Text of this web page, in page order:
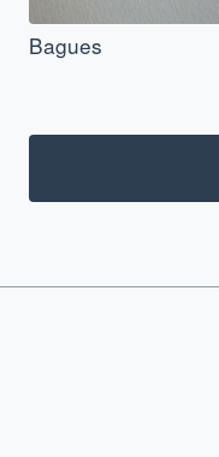
Bagues